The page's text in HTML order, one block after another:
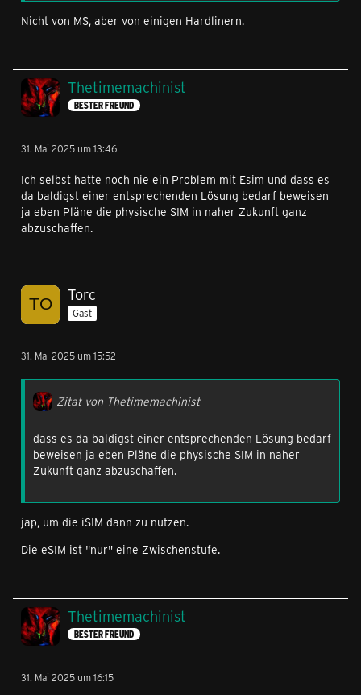
Nicht von MS, aber von einigen Hardlinern.
Thetimemachinist
BESTER FREUND
31. Mai 2025 um 13:46
Ich selbst hatte noch nie ein Problem mit Esim und dass es
da baldigst einer entsprechenden Lösung bedarf beweisen
ja eben Pläne die physische SIM in naher Zukunft ganz
abzuschaffen.
Torc
Gast
31. Mai 2025 um 15:52
Zitat von Thetimemachinist
dass es da baldigst einer entsprechenden Lösung bedarf
beweisen ja eben Pläne die physische SIM in naher
Zukunft ganz abzuschaffen.
jap, um die iSIM dann zu nutzen.
Die eSIM ist "nur" eine Zwischenstufe.
Thetimemachinist
BESTER FREUND
31. Mai 2025 um 16:15